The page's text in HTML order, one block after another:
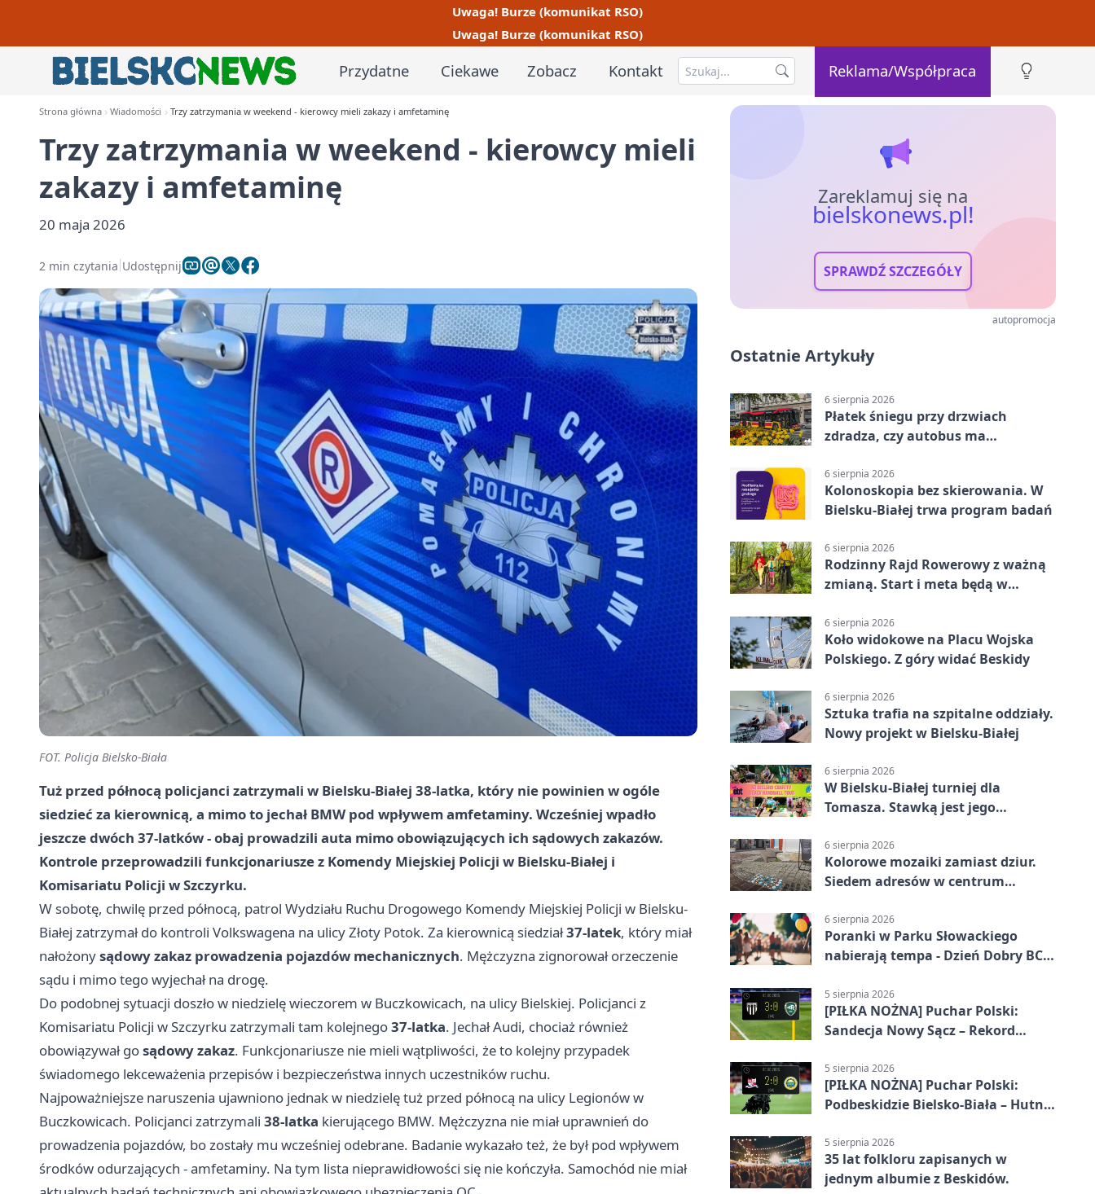
Uwaga! Burze (komunikat RSO)
Uwaga! Burze (komunikat RSO)
Przydatne Ciekawe Zobacz Kontakt Reklama/Współpraca
Strona główna Wiadomości Trzy zatrzymania w weekend - kierowcy mieli zakazy i amfetaminę
Trzy zatrzymania w weekend - kierowcy mieli
zakazy i amfetaminę
20 maja 2026
2 min czytania Udostępnij
FOT. Policja Bielsko-Biała
Tuż przed północą policjanci zatrzymali w Bielsku-Białej 38-latka, który nie powinien w ogóle
siedzieć za kierownicą, a mimo to jechał BMW pod wpływem amfetaminy. Wcześniej wpadło
jeszcze dwóch 37-latków - obaj prowadzili auta mimo obowiązujących ich sądowych zakazów.
Kontrole przeprowadzili funkcjonariusze z Komendy Miejskiej Policji w Bielsku-Białej i
Komisariatu Policji w Szczyrku.
W sobotę, chwilę przed północą, patrol Wydziału Ruchu Drogowego Komendy Miejskiej Policji w Bielsku-
Białej zatrzymał do kontroli Volkswagena na ulicy Złoty Potok. Za kierownicą siedział37-latek, który miał
nałożonysądowy zakaz prowadzenia pojazdów mechanicznych. Mężczyzna zignorował orzeczenie
sądu i mimo tego wyjechał na drogę.
Do podobnej sytuacji doszło w niedzielę wieczorem w Buczkowicach, na ulicy Bielskiej. Policjanci z
Komisariatu Policji w Szczyrku zatrzymali tam kolejnego37-latka. Jechał Audi, chociaż również
obowiązywał gosądowy zakaz. Funkcjonariusze nie mieli wątpliwości, że to kolejny przypadek
świadomego lekceważenia przepisów i bezpieczeństwa innych uczestników ruchu.
Najpoważniejsze naruszenia ujawniono jednak w niedzielę tuż przed północą na ulicy Legionów w
Buczkowicach. Policjanci zatrzymali 38-latka kierującego BMW. Mężczyzna nie miał uprawnień do
prowadzenia pojazdów, bo zostały mu wcześniej odebrane. Badanie wykazało też, że był pod wpływem
środków odurzających - amfetaminy. Na tym lista nieprawidłowości się nie kończyła. Samochód nie miał
Zareklamuj się na
bielskonews.pl!
SPRAWDŹ SZCZEGÓŁY
autopromocja
Ostatnie Artykuły
6 sierpnia 2026
Płatek śniegu przy drzwiach
zdradza, czy autobus ma
6 sierpnia 2026
Kolonoskopia bez skierowania. W
Bielsku-Białej trwa program badań
6 sierpnia 2026
Rodzinny Rajd Rowerowy z ważną
zmianą. Start i meta będą w
6 sierpnia 2026
Koło widokowe na Placu Wojska
Polskiego. Z góry widać Beskidy
6 sierpnia 2026
Sztuka trafia na szpitalne oddziały.
Nowy projekt w Bielsku-Białej
6 sierpnia 2026
W Bielsku-Białej turniej dla
Tomasza. Stawką jest jego
6 sierpnia 2026
Kolorowe mozaiki zamiast dziur.
Siedem adresów w centrum
6 sierpnia 2026
Poranki w Parku Słowackiego
nabierają tempa - Dzień Dobry BCK
5 sierpnia 2026
[PIŁKA NOŻNA] Puchar Polski:
Sandecja Nowy Sącz – Rekord
5 sierpnia 2026
[PIŁKA NOŻNA] Puchar Polski:
Podbeskidzie Bielsko-Biała – Hutnik
w Dankowicach
5 sierpnia 2026
35 lat folkloru zapisanych w
jednym albumie z Beskidów.